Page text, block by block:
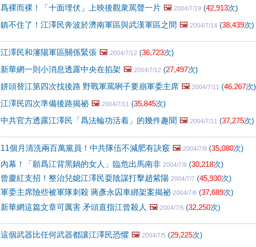
爲裸而裸！「十面埋伏」上映後觀衆罵聲一片 🖼️ 2004/7/19 (42,913次)
鎮不住了！江澤民奔波於濟南軍區與武漢軍區之間 🖼️ 2004/7/14 (38,439次)
江澤民和瀋陽軍區關係緊張 🖼️ 2004/7/12 (36,723次)
新華網一則小消息透露中央在掐架 🖼️ 2004/7/12 (27,497次)
姘頭替江第四次找後路 野戰軍罵咧子要崩軍委主席 🖼️ 2004/7/11 (46,267次)
江澤民四次準備後路揭祕 🖼️ 2004/7/11 (35,845次)
中共官方透露江澤民「爲法輪功活着」的幾件趣聞 🖼️ 2004/7/11 (37,275次)
11個月清洗兩百萬黨員！中共隊伍不減肥有訣竅 🖼️ 2004/7/9 (35,080次)
內幕！「願爲江背黑鍋的女人」臨危出馬南非 2004/7/8 (30,218次)
曾慶紅支招！整治兒媳江澤民耍陰謀打擊趙紫陽 2004/7/7 (45,930次)
軍委主席險些被軍隊刺殺 蔣彥永囚車綁架案揭祕 2004/7/6 (37,689次)
新華網這篇文章可厲害 矛頭直指江曾殺人 🖼️ 2004/7/5 (32,250次)
這個武器比任何武器都讓江澤民恐懼 🖼️ 2004/7/5 (29,225次)